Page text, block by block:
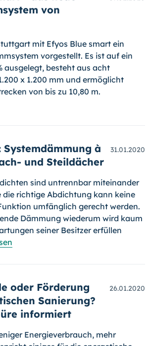
von
mit Efyos Blue smart ein
vorgestellt. Es ist auf ein
ausgelegt, besteht aus acht
x 1.200 mm und ermöglicht
von bis zu 10,80 m.
Systemdämmung à
und Steildächer
31.01.2020
sind untrennbar miteinander
die richtige Abdichtung kann keine
umfänglich gerecht werden.
Dämmung wiederum wird kaum
seiner Besitzer erfüllen
oder Förderung
Sanierung?
informiert
26.01.2020
Energieverbrauch, mehr